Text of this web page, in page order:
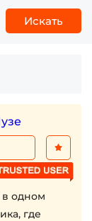
Искать
одном
где